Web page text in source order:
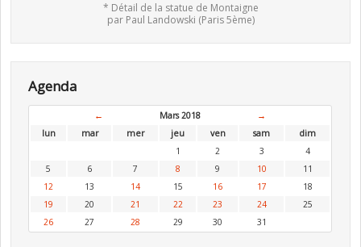
* Détail de la statue de Montaigne
par Paul Landowski (Paris 5ème)
Agenda
← Mars 2018
→
lun
mar mer jeu ven sam
dim
1
2 3
4
5
6 7 8 9 10
11
12
13 14 15 16 17
18
19
20 21 22 23 24
25
26
27 28 29 30 31